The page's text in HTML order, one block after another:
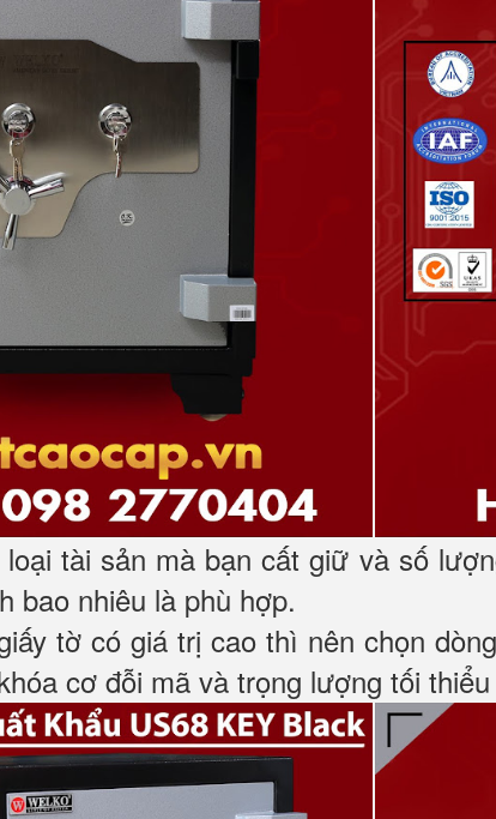
tài sản mà bạn cất giữ và số
bao nhiêu là phù hợp.
tờ có giá trị cao thì nên chọn
cơ đỗi mã và trọng lượng tối